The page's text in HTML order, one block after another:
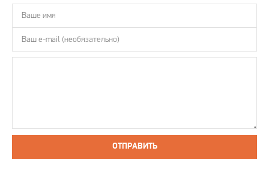
ОТПРАВИТЬ